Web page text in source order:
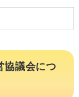
協議会につ